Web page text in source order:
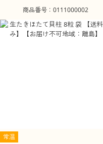
商品番号：0111000002
常温